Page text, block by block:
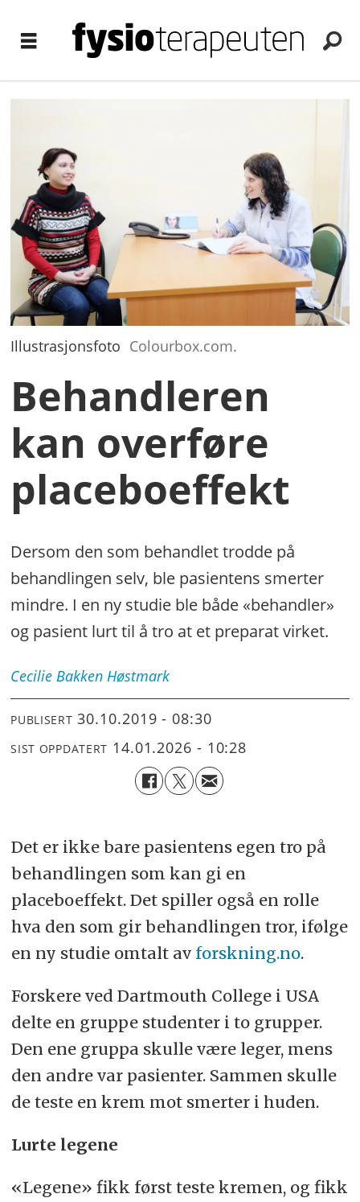
Illustrasjonsfoto Colourbox.com.
Behandleren
kan overføre
placeboeffekt
Dersom den som behandlet trodde på
behandlingen selv, ble pasientens smerter
mindre. I en ny studie ble både «behandler»
og pasient lurt til å tro at et preparat virket.
Cecilie Bakken Høstmark
PUBLISERT 30.10.2019 - 08:30
SIST OPPDATERT 14.01.2026 - 10:28
Det er ikke bare pasientens egen tro på
behandlingen som kan gi en
placeboeffekt. Det spiller også en rolle
hva den som gir behandlingen tror, ifølge
en ny studie omtalt av forskning.no.
Forskere ved Dartmouth College i USA
delte en gruppe studenter i to grupper.
Den ene gruppa skulle være leger, mens
den andre var pasienter. Sammen skulle
de teste en krem mot smerter i huden.
Lurte legene
«Legene» fikk først teste kremen, og fikk